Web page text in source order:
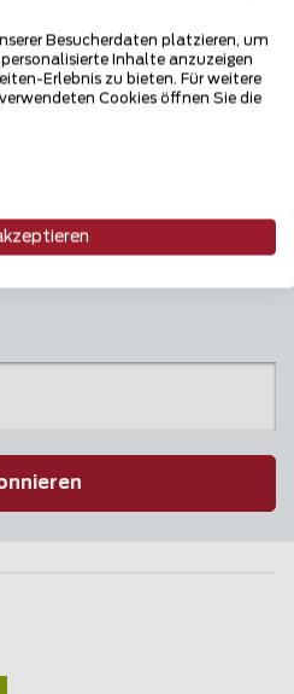
und immer am
Besucherdaten platzieren, um
Inhalte anzuzeigen
Erlebnis zu bieten. Für weitere
Cookies öffnen Sie die